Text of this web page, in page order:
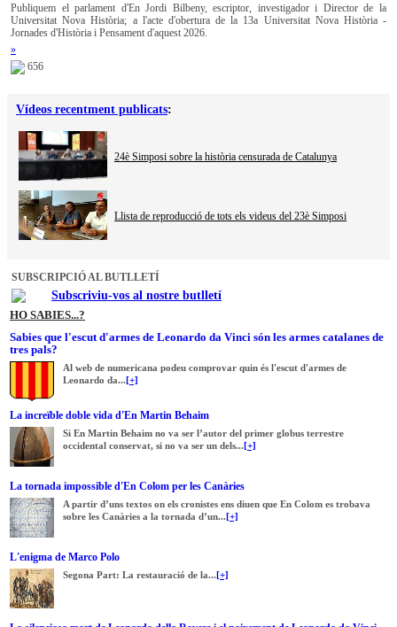
Publiquem el parlament d'En Jordi Bilbeny, escriptor, investigador i Director de la
Universitat Nova Història; a l'acte d'obertura de la 13a Universitat Nova Història -
Jornades d'Història i Pensament d'aquest 2026.
»
656
Vídeos recentment publicats:
24è Simposi sobre la història censurada de Catalunya
Llista de reproducció de tots els videus del 23è Simposi
SUBSCRIPCIÓ AL BUTLLETÍ
Subscriviu-vos al nostre butlletí
HO SABIES...?
Sabies que l'escut d'armes de Leonardo da Vinci són les armes catalanes de
tres pals?
Al web de numericana podeu comprovar quin és l'escut d'armes de
Leonardo da...[+]
La increïble doble vida d'En Martin Behaim
Si En Martin Behaim no va ser l’autor del primer globus terrestre
occidental conservat, si no va ser un dels...[+]
La tornada impossible d'En Colom per les Canàries
A partir d’uns textos on els cronistes ens diuen que En Colom es trobava
sobre les Canàries a la tornada d’un...[+]
L'enigma de Marco Polo
Segona Part: La restauració de la...[+]